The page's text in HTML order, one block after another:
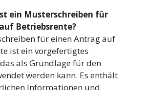
ein Musterschreiben für
Betriebsrente?
für einen Antrag auf
ist ein vorgefertigtes
als Grundlage für den
werden kann. Es enthält
Informationen und